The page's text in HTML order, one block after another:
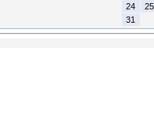
24
25
31